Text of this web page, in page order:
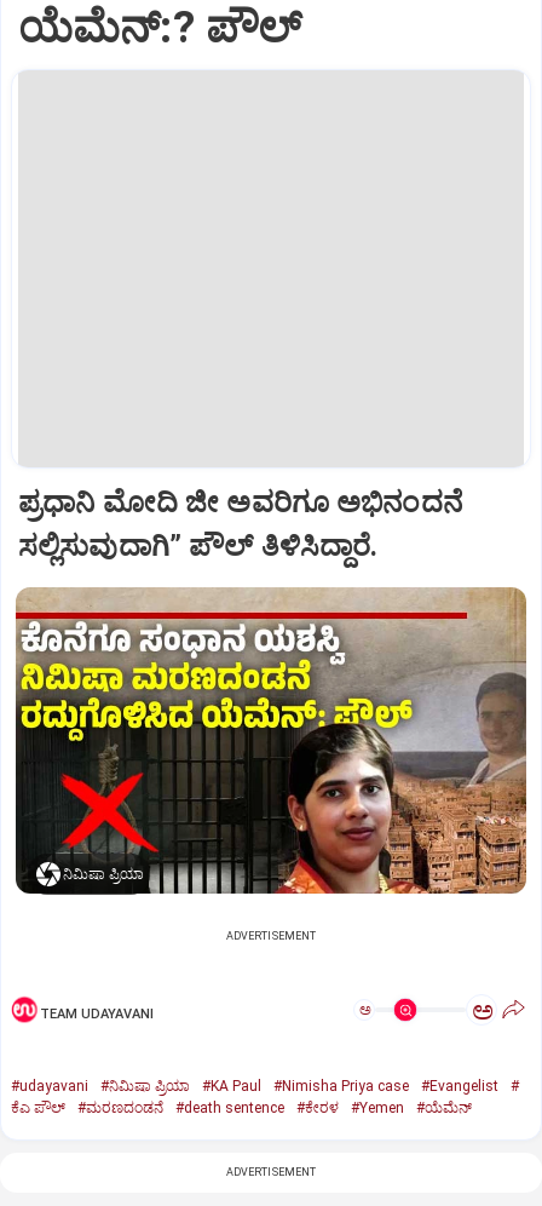
ಯೆಮೆನ್:? ಪೌಲ್
ಪ್ರಧಾನಿ ಮೋದಿ ಜೀ ಅವರಿಗೂ ಅಭಿನಂದನೆ
ಸಲ್ಲಿಸುವುದಾಗಿ” ಪೌಲ್‌ ತಿಳಿಸಿದ್ದಾರೆ.
ನಿಮಿಷಾ ಪ್ರಿಯಾ
ADVERTISEMENT
TEAM UDAYAVANI ಅ ಅ
#udayavani #ನಿಮಿಷಾ ಪ್ರಿಯಾ #KA Paul #Nimisha Priya case #Evangelist
#
ಕೆಎ ಪೌಲ್
#ಮರಣದಂಡನೆ #death sentence #ಕೇರಳ #Yemen #ಯೆಮೆನ್‌
ADVERTISEMENT